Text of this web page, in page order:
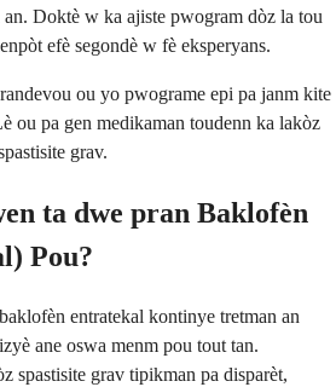
Doktè w ka ajiste pwogram dòz la tou
efè segondè w fè eksperyans.
ou yo pwograme epi pa janm kite
ou pa gen medikaman toudenn ka lakòz
grav.
ta dwe pran Baklofèn
Pou?
entratekal kontinye tretman an
ane oswa menm pou tout tan.
spastisite grav tipikman pa disparèt,